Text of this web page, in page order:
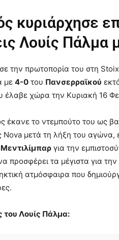
κυριάρχησε
Λουίς Πάλμα
την πρωτοπορία του στη
με 4-0 του Πανσερραϊκού
έλαβε χώρα την Κυριακή 16
έκανε το ντεμπούτο του ως
μετά τη λήξη του αγώνα,
για την
προσφέρει τα μέγιστα για
ατμόσφαιρα που
του Λουίς Πάλμα: